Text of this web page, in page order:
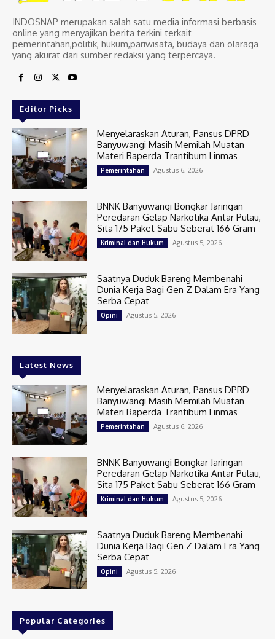
INDOSNAP merupakan salah satu media informasi berbasis
online yang menyajikan berita terkini terkait
pemerintahan,politik, hukum,pariwisata, budaya dan olaraga
yang akurat dari sumber redaksi yang terpercaya.
Editor Picks
Menyelaraskan Aturan, Pansus DPRD
Banyuwangi Masih Memilah Muatan
Materi Raperda Trantibum Linmas
Pemerintahan Agustus 6, 2026
BNNK Banyuwangi Bongkar Jaringan
Peredaran Gelap Narkotika Antar Pulau,
Sita 175 Paket Sabu Seberat 166 Gram
Kriminal dan Hukum Agustus 5, 2026
Saatnya Duduk Bareng Membenahi
Dunia Kerja Bagi Gen Z Dalam Era Yang
Serba Cepat
Opini Agustus 5, 2026
Latest News
Menyelaraskan Aturan, Pansus DPRD
Banyuwangi Masih Memilah Muatan
Materi Raperda Trantibum Linmas
Pemerintahan Agustus 6, 2026
BNNK Banyuwangi Bongkar Jaringan
Peredaran Gelap Narkotika Antar Pulau,
Sita 175 Paket Sabu Seberat 166 Gram
Kriminal dan Hukum Agustus 5, 2026
Saatnya Duduk Bareng Membenahi
Dunia Kerja Bagi Gen Z Dalam Era Yang
Serba Cepat
Opini Agustus 5, 2026
Popular Categories